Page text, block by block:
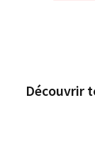
Découvrir